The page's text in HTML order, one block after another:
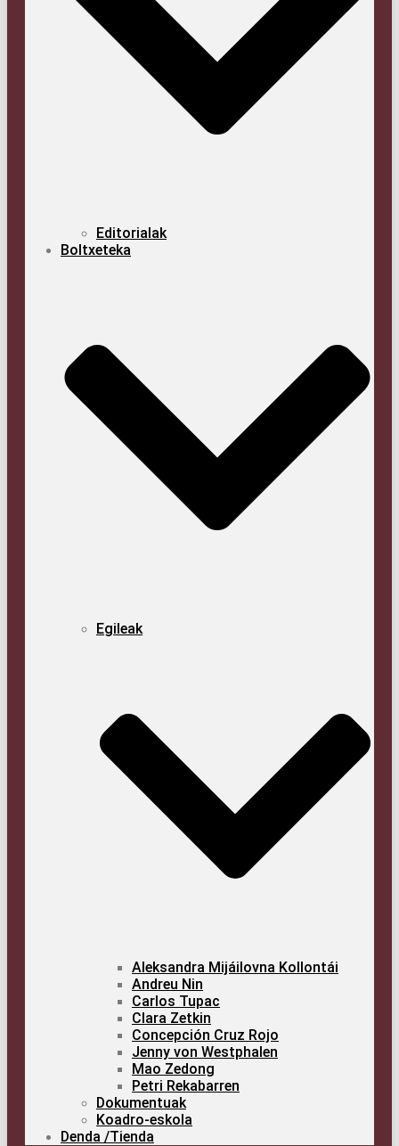
Edi­to­ria­lak
Boltxe­te­ka
Egi­leak
Alek­san­dra Mijái­lov­na Kollontái
Andreu Nin
Car­los Tupac
Cla­ra Zetkin
Con­cep­ción Cruz Rojo
Jenny von Westphalen
Mao Zedong
Petri Reka­ba­rren
Doku­men­tuak
Koa­dro-esko­la
Den­da /​Tien­da